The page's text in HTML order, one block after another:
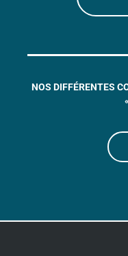
NOS DIFFÉRENTES